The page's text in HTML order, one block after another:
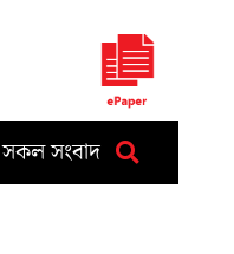
সকল সংবাদ